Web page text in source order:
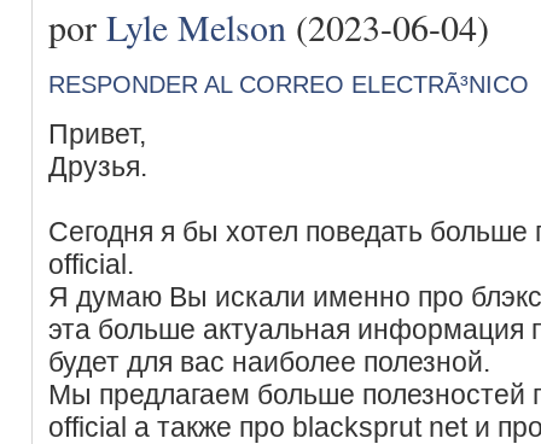
por Lyle Melson (2023-06-04)
RESPONDER AL CORREO ELECTRÃ³NICO
Привет,
Друзья.
Сегодня я бы хотел поведать
official.
Я думаю Вы искали именно про
эта больше актуальная информация
будет для вас наиболее полезной.
Мы предлагаем больше полезностей
official а также про blacksprut net и